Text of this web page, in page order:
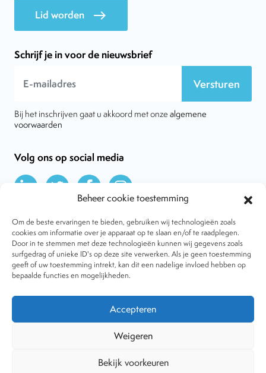
Beheer cookie toestemming
Om de beste ervaringen te bieden, gebruiken wij technologieën zoals
cookies om informatie over je apparaat op te slaan en/of te raadplegen.
Door in te stemmen met deze technologieën kunnen wij gegevens zoals
surfgedrag of unieke ID's op deze site verwerken. Als je geen toestemming
geeft of uw toestemming intrekt, kan dit een nadelige invloed hebben op
bepaalde functies en mogelijkheden.
Accepteren
Weigeren
Bekijk voorkeuren
Lid worden east
Schrijf je in voor de nieuwsbrief
Versturen
Bij het inschrijven gaat u akkoord met onze algemene
voorwaarden
Volg ons op social media
Over VtdK
Contact
Nieuws
Behandelwijzen
Dossiers
Tijdschrift
Copyright © 2001-2026 Vereniging tegen de Kwakzalverij. Alle